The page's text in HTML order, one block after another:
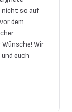
nicht so auf
dem
Wir
euch